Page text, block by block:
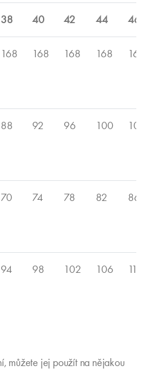
38 40 42 44 46
168 168 168 168 168
88 92 96 100 104
70 74 78 82 86
94 98 102 106 110
můžete jej použít na nějakou